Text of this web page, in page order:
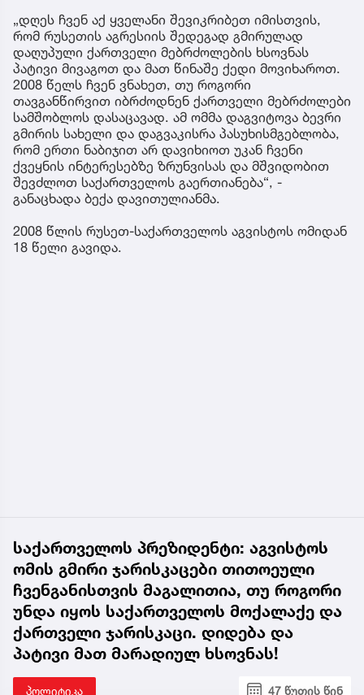
„დღეს ჩვენ აქ ყველანი შევიკრიბეთ იმისთვის,
რომ რუსეთის აგრესიის შედეგად გმირულად
დაღუპული ქართველი მებრძოლების ხსოვნას
პატივი მივაგოთ და მათ წინაშე ქედი მოვიხაროთ.
2008 წელს ჩვენ ვნახეთ, თუ როგორი
თავგანწირვით იბრძოდნენ ქართველი მებრძოლები
სამშობლოს დასაცავად. ამ ომმა დაგვიტოვა ბევრი
გმირის სახელი და დაგვაკისრა პასუხისმგებლობა,
რომ ერთი ნაბიჯით არ დავიხიოთ უკან ჩვენი
ქვეყნის ინტერესებზე ზრუნვისას და მშვიდობით
შევძლოთ საქართველოს გაერთიანება“, -
განაცხადა ბექა დავითულიანმა.
2008 წლის რუსეთ-საქართველოს აგვისტოს ომიდან
18 წელი გავიდა.
საქართველოს პრეზიდენტი: აგვისტოს
ომის გმირი ჯარისკაცები თითოეული
ჩვენგანისთვის მაგალითია, თუ როგორი
უნდა იყოს საქართველოს მოქალაქე და
ქართველი ჯარისკაცი. დიდება და
პატივი მათ მარადიულ ხსოვნას!
პოლიტიკა 47 წუთის წინ